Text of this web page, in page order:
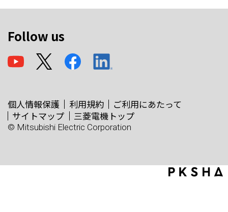
Follow us
個人情報保護 利用規約
ご利用にあたって
サイトマップ
三菱電機トップ
© Mitsubishi Electric Corporation